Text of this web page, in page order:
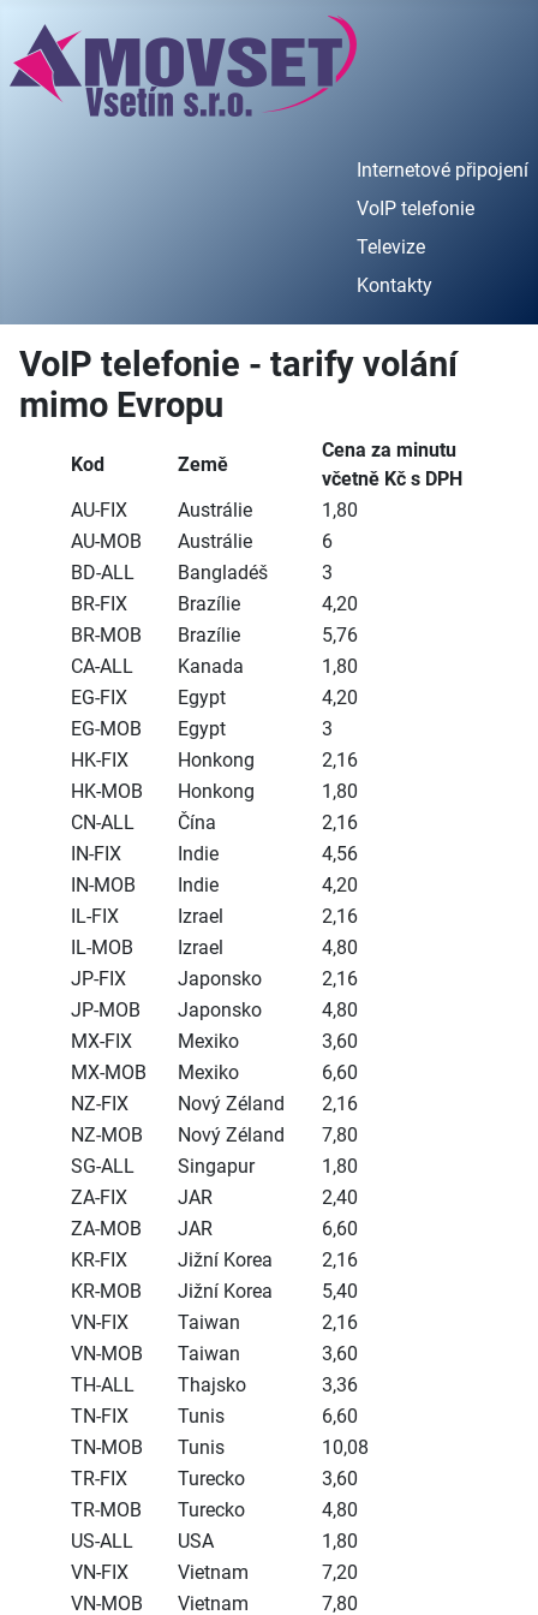
Internetové připojení
VoIP telefonie
Televize
Kontakty
VoIP telefonie - tarify volání
mimo Evropu
Kod Země
Cena za minutu
včetně Kč s DPH
AU-FIX
Austrálie
1,80
AU-MOB
Austrálie
6
BD-ALL
Bangladéš
3
BR-FIX
Brazílie
4,20
BR-MOB
Brazílie
5,76
CA-ALL
Kanada
1,80
EG-FIX
Egypt
4,20
EG-MOB
Egypt
3
HK-FIX
Honkong
2,16
HK-MOB
Honkong
1,80
CN-ALL
Čína
2,16
IN-FIX
Indie
4,56
IN-MOB
Indie
4,20
IL-FIX
Izrael
2,16
IL-MOB
Izrael
4,80
JP-FIX
Japonsko
2,16
JP-MOB
Japonsko
4,80
MX-FIX
Mexiko
3,60
MX-MOB
Mexiko
6,60
NZ-FIX
Nový Zéland
2,16
NZ-MOB
Nový Zéland
7,80
SG-ALL
Singapur
1,80
ZA-FIX
JAR
2,40
ZA-MOB
JAR
6,60
KR-FIX
Jižní Korea
2,16
KR-MOB
Jižní Korea
5,40
VN-FIX
Taiwan
2,16
VN-MOB
Taiwan
3,60
TH-ALL
Thajsko
3,36
TN-FIX
Tunis
6,60
TN-MOB
Tunis
10,08
TR-FIX
Turecko
3,60
TR-MOB
Turecko
4,80
US-ALL
USA
1,80
VN-FIX
Vietnam
7,20
VN-MOB
Vietnam 7,80